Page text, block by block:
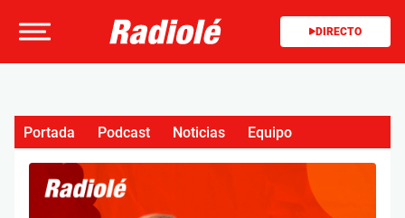
DIRECTO
Portada Podcast Noticias Equipo